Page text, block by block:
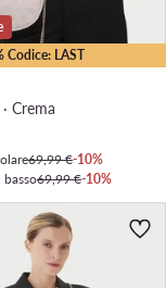
Codice: LAST
Crema
69,99 €-10%
basso69,99 €-10%